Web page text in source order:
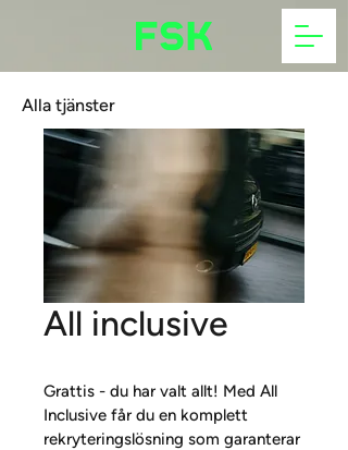
Alla tjänster
All inclusive
Grattis - du har valt allt! Med All
Inclusive får du en komplett
rekryteringslösning som garanterar